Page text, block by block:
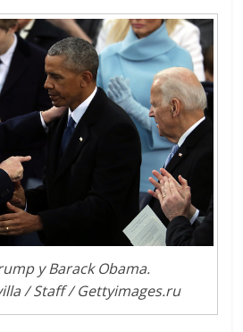
y Barack Obama.
/ Staff / Gettyimages.ru